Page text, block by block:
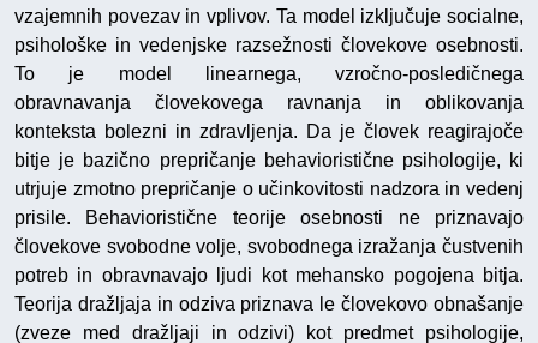
vzajemnih povezav in vplivov. Ta model izključuje socialne,
psihološke in vedenjske razsežnosti človekove osebnosti.
To je model linearnega, vzročno-posledičnega
obravnavanja človekovega ravnanja in oblikovanja
konteksta bolezni in zdravljenja. Da je človek reagirajoče
bitje je bazično prepričanje behavioristične psihologije, ki
utrjuje zmotno prepričanje o učinkovitosti nadzora in vedenj
prisile. Behavioristične teorije osebnosti ne priznavajo
človekove svobodne volje, svobodnega izražanja čustvenih
potreb in obravnavajo ljudi kot mehansko pogojena bitja.
Teorija dražljaja in odziva priznava le človekovo obnašanje
(zveze med dražljaji in odzivi) kot predmet psihologije,